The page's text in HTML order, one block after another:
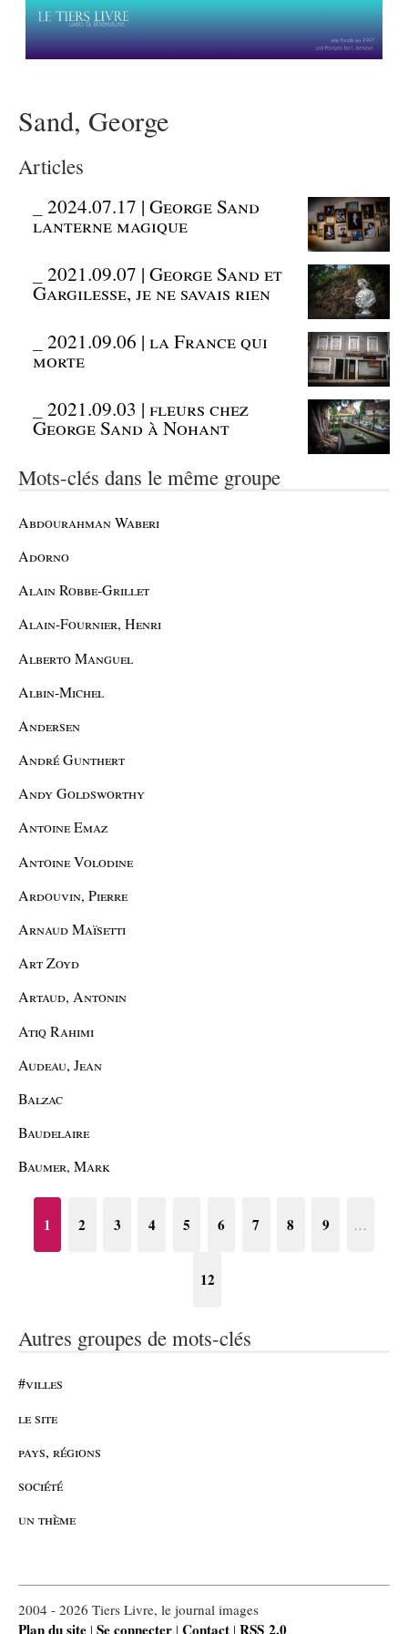
Sand, George
Articles
_2024.07.17 | George Sand
lanterne magique
_2021.09.07 | George Sand et
Gargilesse, je ne savais rien
_2021.09.06 | la France qui
morte
_2021.09.03 | fleurs chez
George Sand à Nohant
Mots-clés dans le même groupe
Abdourahman Waberi
Adorno
Alain Robbe-Grillet
Alain-Fournier, Henri
Alberto Manguel
Albin-Michel
Andersen
André Gunthert
Andy Goldsworthy
Antoine Emaz
Antoine Volodine
Ardouvin, Pierre
Arnaud Maïsetti
Art Zoyd
Artaud, Antonin
Atiq Rahimi
Audeau, Jean
Balzac
Baudelaire
Baumer, Mark
1 2 3 4 5 6 7 8 9 …
12
Autres groupes de mots-clés
#villes
le site
pays, régions
société
un thème
2004 - 2026 Tiers Livre, le journal images
Plan du site | Se connecter | Contact | RSS 2.0